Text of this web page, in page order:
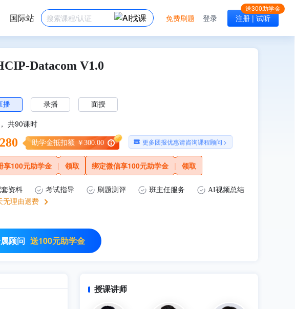
国际站 免费刷题 登录 注册 | 试听
Datacom V1.0
播 录播 面授
共90课时
助学金抵扣额 ￥300.00 更多团报优惠请咨询课程顾问 >
享100元助学金 | 领取 绑定微信享100元助学金 | 领取
套资料 考试指导 刷题测评 班主任服务
AI视频总结
无理由退费
顾问 送100元助学金
授课讲师